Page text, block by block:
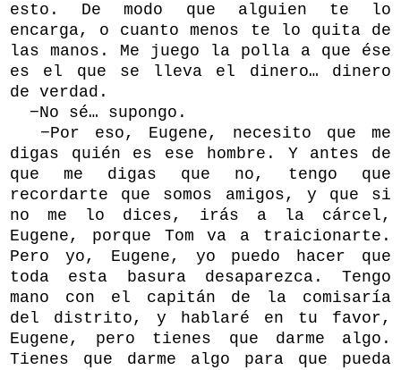
esto. De modo que alguien te lo
encarga, o cuanto menos te lo quita de
las manos. Me juego la polla a que ése
es el que se lleva el dinero… dinero
de verdad.
−No sé… supongo.
−Por eso, Eugene, necesito que me
digas quién es ese hombre. Y antes de
que me digas que no, tengo que
recordarte que somos amigos, y que si
no me lo dices, irás a la cárcel,
Eugene, porque Tom va a traicionarte.
Pero yo, Eugene, yo puedo hacer que
toda esta basura desaparezca. Tengo
mano con el capitán de la comisaría
del distrito, y hablaré en tu favor,
Eugene, pero tienes que darme algo.
Tienes que darme algo para que pueda